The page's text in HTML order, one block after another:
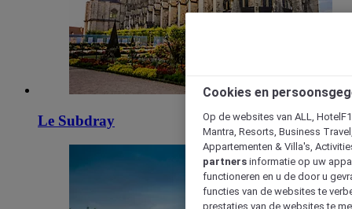
Le Subdray
Cookies en
Op de websites van ALL,
Mantra, Resorts, Business
Appartementen & Villa's,
partners informatie op uw
functioneren en u de door u
functies van de websites te
prestaties van de websites te